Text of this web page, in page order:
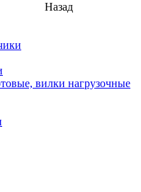
Назад
вилки нагрузочные